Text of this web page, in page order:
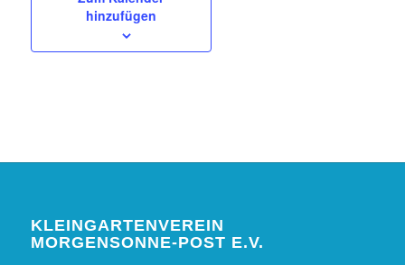
hinzufügen
KLEINGARTENVEREIN
MORGENSONNE-POST E.V.